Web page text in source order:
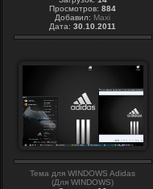
Просмотров: 884
Добавил: Maxi
Дата: 30.10.2011
Тема для WINDOWS Adidas
(Для WINDOWS)